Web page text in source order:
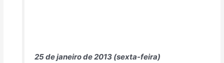
25 de janeiro de 2013 (sexta-feira)